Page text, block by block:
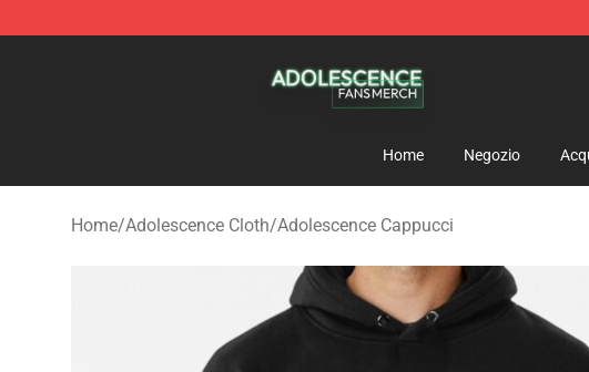
Home Negozio
Home/Adolescence Cloth/Adolescence Cappucci